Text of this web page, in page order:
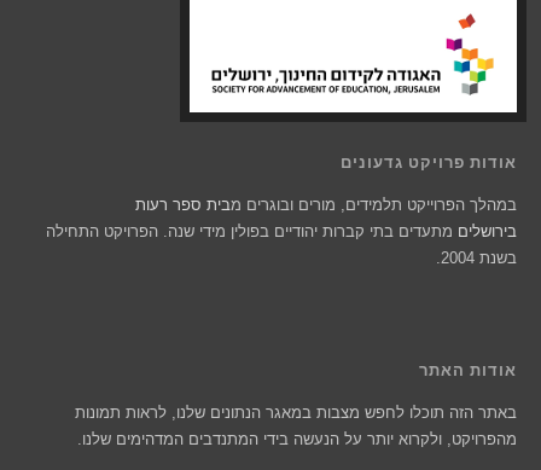
אודות פרויקט גדעונים
במהלך הפרוייקט תלמידים, מורים ובוגרים מבית ספר רעות
בירושלים מתעדים בתי קברות יהודיים בפולין מידי שנה. הפרויקט התחילה
בשנת 2004.
אודות האתר
באתר הזה תוכלו לחפש מצבות במאגר הנתונים שלנו, לראות תמונות
מהפרויקט, ולקרוא יותר על הנעשה בידי המתנדבים המדהימים שלנו.